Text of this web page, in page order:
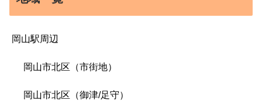
岡山駅周辺
岡山市北区（市街地）
岡山市北区（御津/足守）